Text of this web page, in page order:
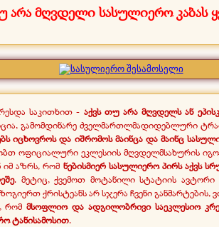
არა მღვდელისასულიერო კაბას
საკითხით - აქვს თუ არა მღვდელს ან
გამომდინარე ძველმართლმადიდებლური
იცხოვროს და იშრომოს მაინცა და მაინც
ოფიციალური ეკლესიის მღვდელმსახურის
იმ აზრს, რომ ნებისმიერ სასულიერო პირს აქვს
. მეტიც, ქვემოთ მოტანილი სტატიის ავტორი
ქრისტეანს არ სჯერა ჩვენი
რომ მსოფლიო და ადგილობრივი საეკლესიო
ტანისამოსით.